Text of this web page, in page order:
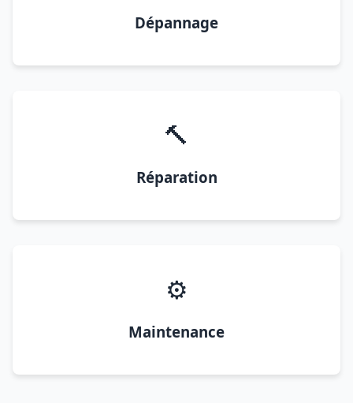
Dépannage
🔨
Réparation
⚙️
Maintenance